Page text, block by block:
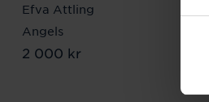
Efva Attling
Angels
Pris:2 000 kr
2 000 kr